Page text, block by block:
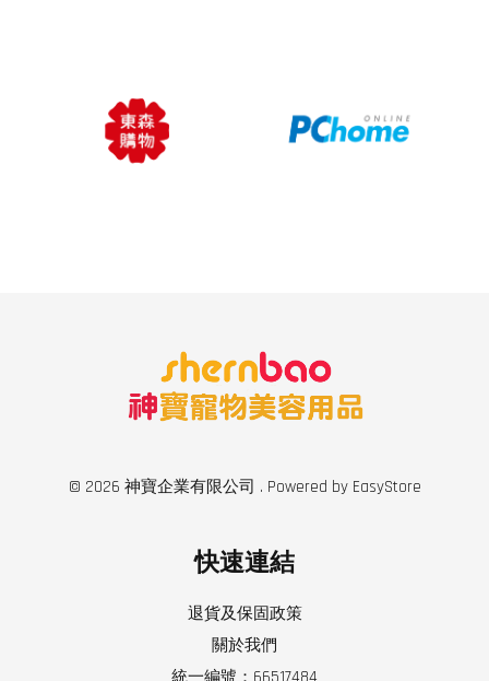
© 2026 神寶企業有限公司 . Powered by EasyStore
快速連結
退貨及保固政策
關於我們